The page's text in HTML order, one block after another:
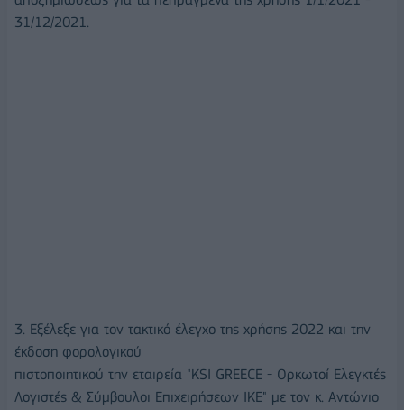
31/12/2021.
3. Εξέλεξε για τον τακτικό έλεγχο της χρήσης 2022 και την
έκδοση φορολογικού
πιστοποιητικού την εταιρεία "KSI GREECE - Ορκωτοί Ελεγκτές
Λογιστές & Σύμβουλοι Επιχειρήσεων ΙΚΕ" με τον κ. Αντώνιο